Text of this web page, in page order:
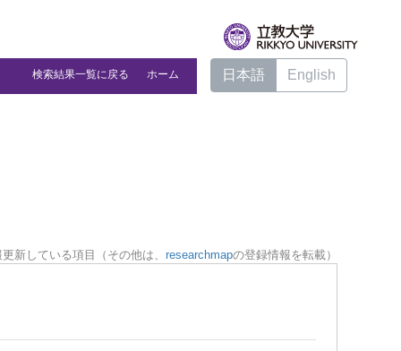
検索結果一覧に戻る ホーム 日本語 English
新している項目（その他は、 researchmapの登録情報を転載）